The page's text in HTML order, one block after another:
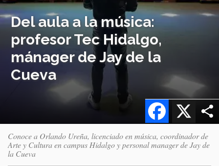
Del aula a la música:
profesor Tec Hidalgo,
mánager de Jay de la
Cueva
X
Facebook
Conoce a Orlando Ureña, licenciado en música, coordinador de
Arte y Cultura en campus Hidalgo y personal manager de Jay de
la Cueva